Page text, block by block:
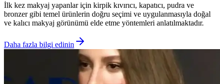
İlk kez makyaj yapanlar için kirpik kıvırıcı, kapatıcı, pudra ve
bronzer gibi temel ürünlerin doğru seçimi ve uygulanmasıyla doğal
ve kalıcı makyaj görünümü elde etme yöntemleri anlatılmaktadır.
Daha fazla bilgi edinin